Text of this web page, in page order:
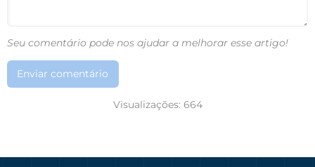
Seu comentário pode nos ajudar a melhorar esse artigo!
Enviar comentário
Visualizações: 664